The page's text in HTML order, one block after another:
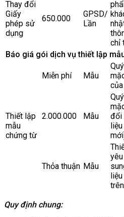
Thay đổi
Giấy
phép sử
dụng
650.000
GPSD/
Lần
chỉ
Báo giá gói dịch vụ thiết lập
Thiết lập
mẫu
chứng từ
Miễn phí Mẫu
2.000.000 Mẫu
đổi
Thỏa thuận Mẫu
Quy định chung: